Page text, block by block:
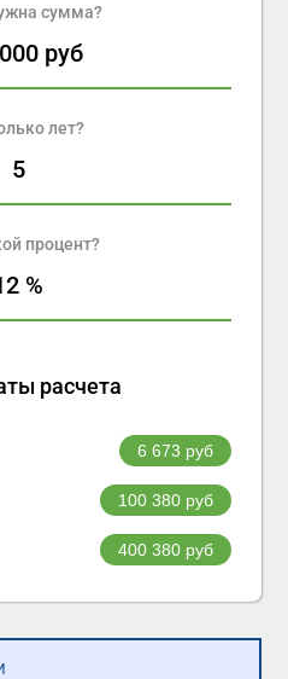
сумма?
руб
лет?
5
процент?
%
расчета
6 673 руб
100 380руб
400 380руб